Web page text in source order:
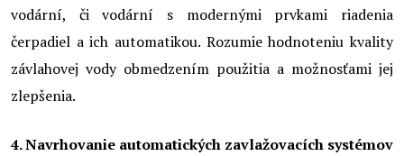
vodární, či vodární s modernými prvkami riadenia
čerpadiel a ich automatikou. Rozumie hodnoteniu kvality
závlahovej vody obmedzením použitia a možnosťami jej
zlepšenia.
4. Navrhovanie automatických zavlažovacích systémov